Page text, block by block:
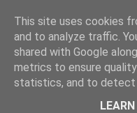
This site uses cookies
and to analyze traffic.
shared with Google
metrics to ensure
statistics, and to detect